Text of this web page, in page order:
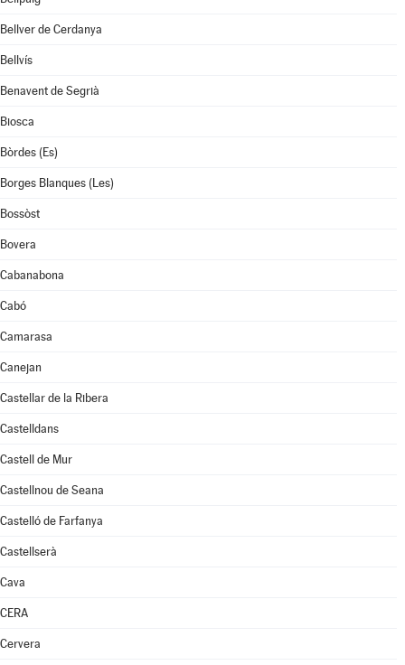
Bellver de Cerdanya
Bellvís
Benavent de Segrià
Biosca
Bòrdes (Es)
Borges Blanques (Les)
Bossòst
Bovera
Cabanabona
Cabó
Camarasa
Canejan
Castellar de la Ribera
Castelldans
Castell de Mur
Castellnou de Seana
Castelló de Farfanya
Castellserà
Cava
CERA
Cervera